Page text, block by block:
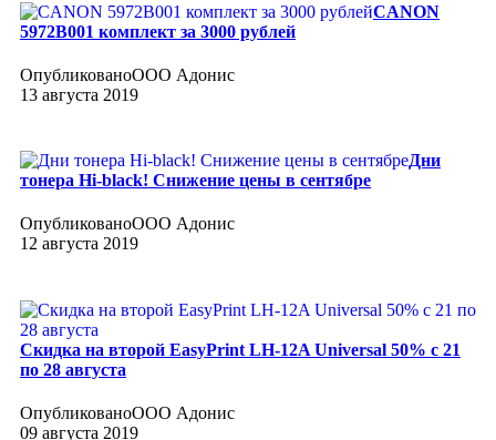
CANON
5972B001 комплект за 3000 рублей
ОпубликованоООО Адонис
13 августа 2019
Дни
тонера Hi-black! Снижение цены в сентябре
ОпубликованоООО Адонис
12 августа 2019
Скидка на второй EasyPrint LH-12A Universal 50% с 21
по 28 августа
ОпубликованоООО Адонис
09 августа 2019